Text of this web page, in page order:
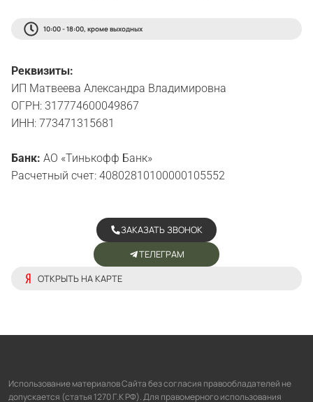
10:00 - 18:00, кроме выходных
Реквизиты:
ИП Матвеева Александра Владимировна
ОГРН: 317774600049867
ИНН: 773471315681
Банк: АО «Тинькофф Банк»
Расчетный счет: 40802810100000105552
ОТКРЫТЬ НА КАРТЕ
ТЕЛЕГРАМ
ЗАКАЗАТЬ ЗВОНОК
Использование материалов Сайта без согласия правообладателей не
допускается (статья 1270 Г.К РФ). Для правомерного использования